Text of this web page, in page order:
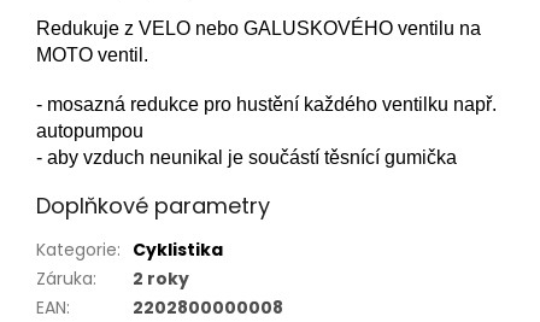
Redukuje z VELO nebo GALUSKOVÉHO ventilu na
MOTO ventil.
- mosazná redukce pro hustění každého ventilku např.
autopumpou
- aby vzduch neunikal je součástí těsnící gumička
Doplňkové parametry
Kategorie: Cyklistika
Záruka:
2 roky
EAN: 2202800000008